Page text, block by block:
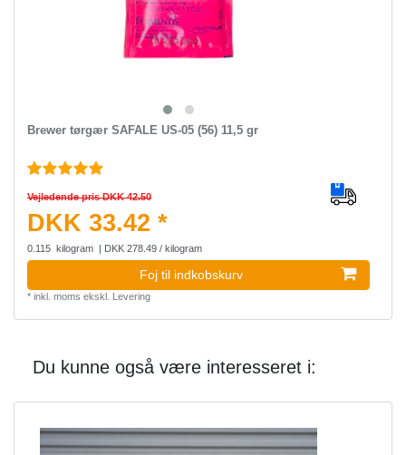
Brewer tørgær SAFALE US-05 (56) 11,5 gr
Vejledende pris DKK 42.50
DKK 33.42 *
0.115 kilogram | DKK 278.49 / kilogram
Foj til indkobskurv
* inkl. moms ekskl. Levering
Du kunne også være interesseret i: